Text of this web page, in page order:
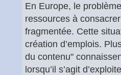
En Europe, le
ressources à
fragmentée. Cette
création d’emplois.
du contenu"
lorsqu’il s’agit